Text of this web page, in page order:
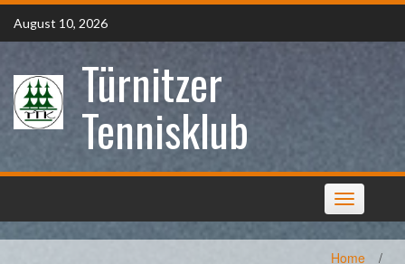
Skip
content
August 10, 2026
Türnitzer
Tennisklub
Toggle
navigation
Home /